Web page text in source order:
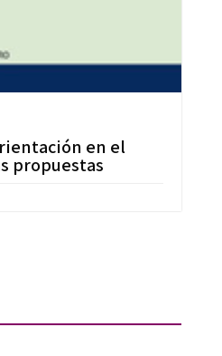
en el
propuestas